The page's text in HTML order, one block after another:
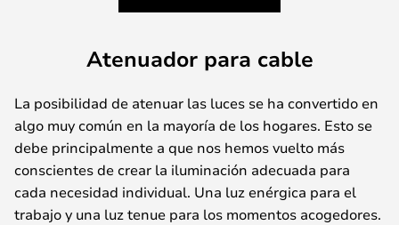
Atenuador para cable
La posibilidad de atenuar las luces se ha convertido en
algo muy común en la mayoría de los hogares. Esto se
debe principalmente a que nos hemos vuelto más
conscientes de crear la iluminación adecuada para
cada necesidad individual. Una luz enérgica para el
trabajo y una luz tenue para los momentos acogedores.